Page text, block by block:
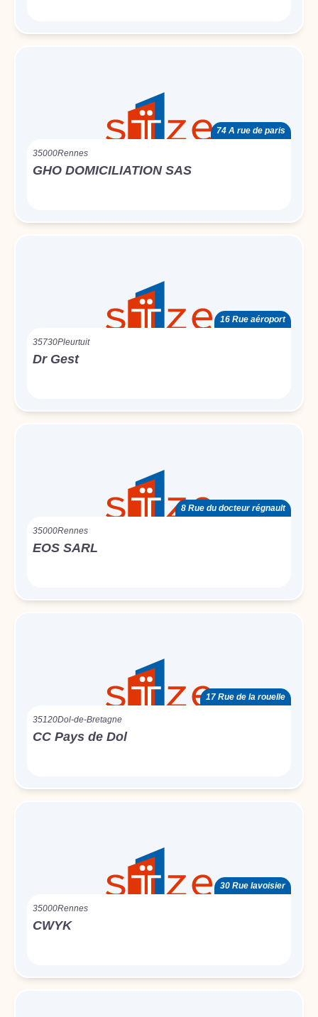
74 A rue de paris
35000Rennes
GHO DOMICILIATION SAS
16 Rue aéroport
35730Pleurtuit
Dr Gest
8 Rue du docteur régnault
35000Rennes
EOS SARL
17 Rue de la rouelle
35120Dol-de-Bretagne
CC Pays de Dol
30 Rue lavoisier
35000Rennes
CWYK